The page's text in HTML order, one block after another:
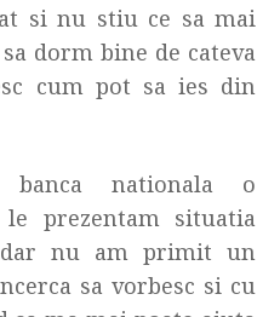
si nu stiu ce sa mai
dorm bine de cateva
cum pot sa ies din
nationala o
prezentam situatia
nu am primit un
sa vorbesc si cu